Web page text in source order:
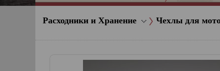
Расходники и Хранение Чехлы для